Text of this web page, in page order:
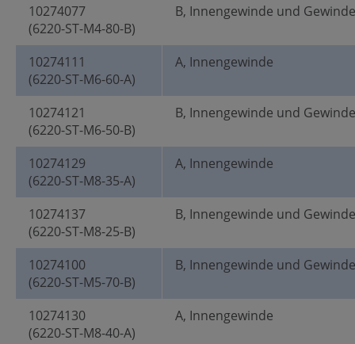
10274077
(6220-ST-M4-80-B)
B, Innengewinde und
10274111
(6220-ST-M6-60-A)
A, Innengewinde
10274121
(6220-ST-M6-50-B)
B, Innengewinde und
10274129
(6220-ST-M8-35-A)
A, Innengewinde
10274137
(6220-ST-M8-25-B)
B, Innengewinde und
10274100
(6220-ST-M5-70-B)
B, Innengewinde und
10274130
(6220-ST-M8-40-A)
A, Innengewinde